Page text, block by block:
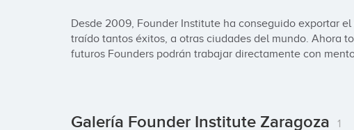
Desde 2009, Founder Institute ha conseguido exportar
traído tantos éxitos, a otras ciudades del mundo. Ahora
futuros Founders podrán trabajar directamente con
Galería Founder Institute Zaragoza 1